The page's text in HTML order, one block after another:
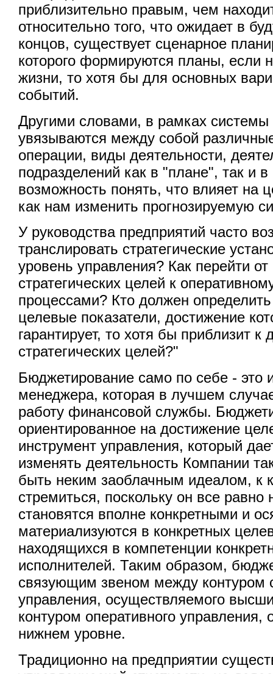
приблизительно правым, чем
относительно того, что ожидает в
концов, существует сценарное
которого формируются планы, если
жизни, то хотя бы для основных
событий.
Другими словами, в рамках
увязываются между собой
операции, виды деятельности,
подразделений как в "плане", так и
возможность понять, что влияет на
как нам изменить прогнозируемую
У руководства предприятий часто
транслировать стратегические
уровень управления? Как перейти
стратегических целей к
процессами? Кто должен
целевые показатели, достижение
гарантирует, то хотя бы приблизит к
стратегических целей?"
Бюджетирование само по себе - это
менеджера, которая в лучшем
работу финансовой службы.
ориентированное на достижение
инструмент управления, который
изменять деятельность Компании
быть неким заоблачным идеалом, к
стремиться, поскольку он все равно
становятся вполне конкретными и
материализуются в конкретных
находящихся в компетенции
исполнителей. Таким образом,
связующим звеном между контуром
управления, осуществляемого
контуром оперативного управления,
нижнем уровне.
Традиционно на предприятии